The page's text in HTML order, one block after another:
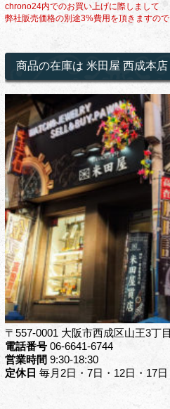
chrono24内でのお買い上げに際しまして
弊社販売価格の別途3%費用を頂きますので
商品の在庫は 米田屋 西成本店
〒557-0001 大阪市西成区山王3丁
電話番号06-6641-6744
営業時間 9:30-18:30
定休日 毎月2日・7日・12日・17